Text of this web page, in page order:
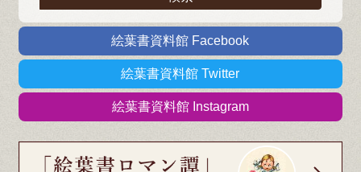
絵葉書資料館 Facebook
絵葉書資料館 Twitter
絵葉書資料館 Instagram